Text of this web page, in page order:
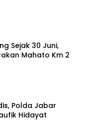
Sejak 30 Juni,
Mahato Km 2
Polda Jabar
Hidayat